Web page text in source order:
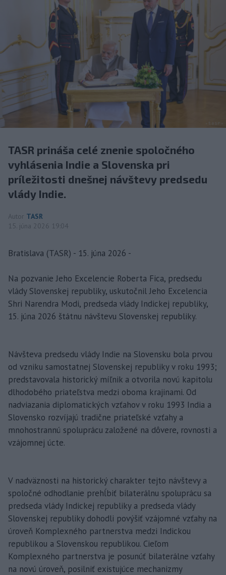
TASR prináša celé znenie spoločného
vyhlásenia Indie a Slovenska pri
príležitosti dnešnej návštevy predsedu
vlády Indie.
Autor TASR
15. júna 2026 19:04
Bratislava (TASR) - 15. júna 2026 -
Na pozvanie Jeho Excelencie Roberta Fica, predsedu
vlády Slovenskej republiky, uskutočnil Jeho Excelencia
Shri Narendra Modi, predseda vlády Indickej republiky,
15. júna 2026 štátnu návštevu Slovenskej republiky.
Návšteva predsedu vlády Indie na Slovensku bola prvou
od vzniku samostatnej Slovenskej republiky v roku 1993;
predstavovala historický míľnik a otvorila novú kapitolu
dlhodobého priateľstva medzi oboma krajinami. Od
nadviazania diplomatických vzťahov v roku 1993 India a
Slovensko rozvíjajú tradične priateľské vzťahy a
mnohostrannú spoluprácu založené na dôvere, rovnosti a
vzájomnej úcte.
V nadväznosti na historický charakter tejto návštevy a
spoločné odhodlanie prehĺbiť bilaterálnu spoluprácu sa
predseda vlády Indickej republiky a predseda vlády
Slovenskej republiky dohodli povýšiť vzájomné vzťahy na
úroveň Komplexného partnerstva medzi Indickou
republikou a Slovenskou republikou. Cieľom
Komplexného partnerstva je posunúť bilaterálne vzťahy
na novú úroveň, posilniť existujúce mechanizmy